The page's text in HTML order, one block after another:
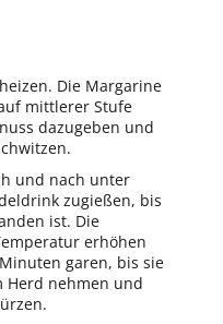
Die Margarine
mittlerer Stufe
dazugeben und
und nach unter
zugießen, bis
ist. Die
erhöhen
garen, bis sie
Herd nehmen und